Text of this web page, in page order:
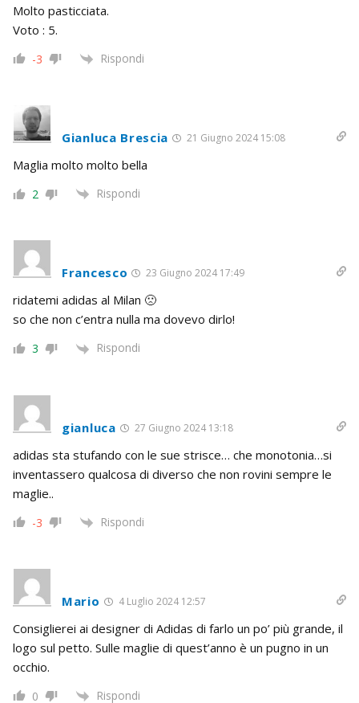
Molto pasticciata.
Voto : 5.
-3 Rispondi
Gianluca Brescia 21 Giugno 2024 15:08
Maglia molto molto bella
2 Rispondi
Francesco 23 Giugno 2024 17:49
ridatemi adidas al Milan 🙁
so che non c’entra nulla ma dovevo dirlo!
3 Rispondi
gianluca 27 Giugno 2024 13:18
adidas sta stufando con le sue strisce… che monotonia…si
inventassero qualcosa di diverso che non rovini sempre le
maglie..
-3 Rispondi
Mario 4 Luglio 2024 12:57
Consiglierei ai designer di Adidas di farlo un po’ più grande, il
logo sul petto. Sulle maglie di quest’anno è un pugno in un
occhio.
0 Rispondi